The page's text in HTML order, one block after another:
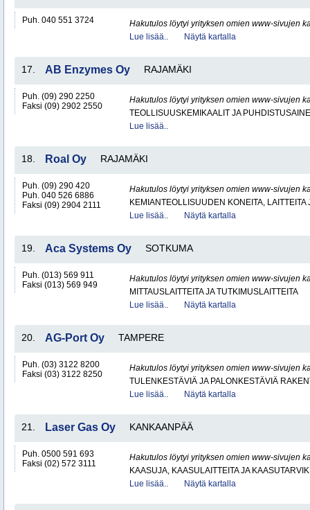
Puh. 040 551 3724
Hakutulos löytyi yrityksen omien www-sivujen
Lue lisää..
Näytä kartalla
17. AB Enzymes Oy RAJAMÄKI
Puh. (09) 290 2250
Faksi (09) 2902 2550
Hakutulos löytyi yrityksen omien www-sivujen
TEOLLISUUSKEMIKAALIT JA
Lue lisää..
18. Roal Oy RAJAMÄKI
Puh. (09) 290 420
Puh. 040 526 6886
Faksi (09) 2904 2111
Hakutulos löytyi yrityksen omien www-sivujen
KEMIANTEOLLISUUDEN KONEITA, LAITTEITA
Lue lisää..
Näytä kartalla
19. Aca Systems Oy SOTKUMA
Puh. (013) 569 911
Faksi (013) 569 949
Hakutulos löytyi yrityksen omien www-sivujen
MITTAUSLAITTEITA JA TUTKIMUSLAITTEITA
Lue lisää..
Näytä kartalla
20. AG-Port Oy TAMPERE
Puh. (03) 3122 8200
Faksi (03) 3122 8250
Hakutulos löytyi yrityksen omien www-sivujen
TULENKESTÄVIÄ JA PALONKESTÄVIÄ
Lue lisää..
Näytä kartalla
21. Laser Gas Oy KANKAANPÄÄ
Puh. 0500 591 693
Faksi (02) 572 3111
Hakutulos löytyi yrityksen omien www-sivujen
KAASUJA, KAASULAITTEITA JA
Lue lisää..
Näytä kartalla